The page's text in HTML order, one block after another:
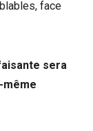
face
sera
même